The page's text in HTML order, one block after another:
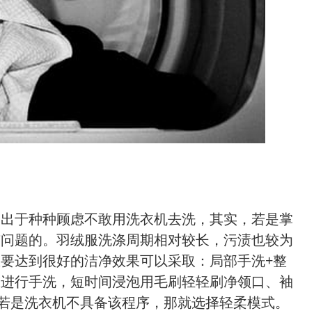
于种种顾虑不敢用洗衣机去洗，其实，若是掌
题的。羽绒服洗涤周期相对较长，污渍也较为
达到很好的洁净效果可以采取：局部手洗+整
行手洗，短时间浸泡用毛刷轻轻刷净领口、袖
是洗衣机不具备该程序，那就选择轻柔模式。